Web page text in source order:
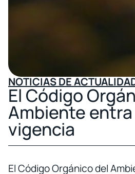
NOTICIAS DE
El Código
Ambiente
vigencia
El Código Orgánico del